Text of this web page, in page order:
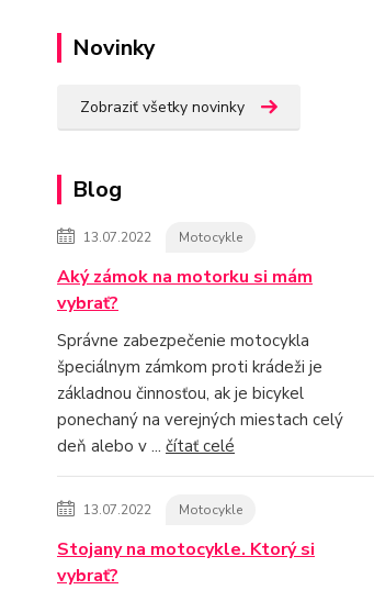
Novinky
Zobraziť všetky novinky
Blog
13.07.2022 Motocykle
Aký zámok na motorku si mám
vybrať?
Správne zabezpečenie motocykla
špeciálnym zámkom proti krádeži je
základnou činnosťou, ak je bicykel
ponechaný na verejných miestach celý
deň alebo v ... čítať celé
13.07.2022 Motocykle
Stojany na motocykle. Ktorý si
vybrať?